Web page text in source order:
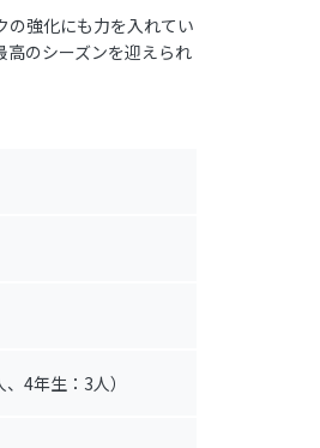
の強化にも力を入れてい
高のシーズンを迎えられ
4年生：3人）